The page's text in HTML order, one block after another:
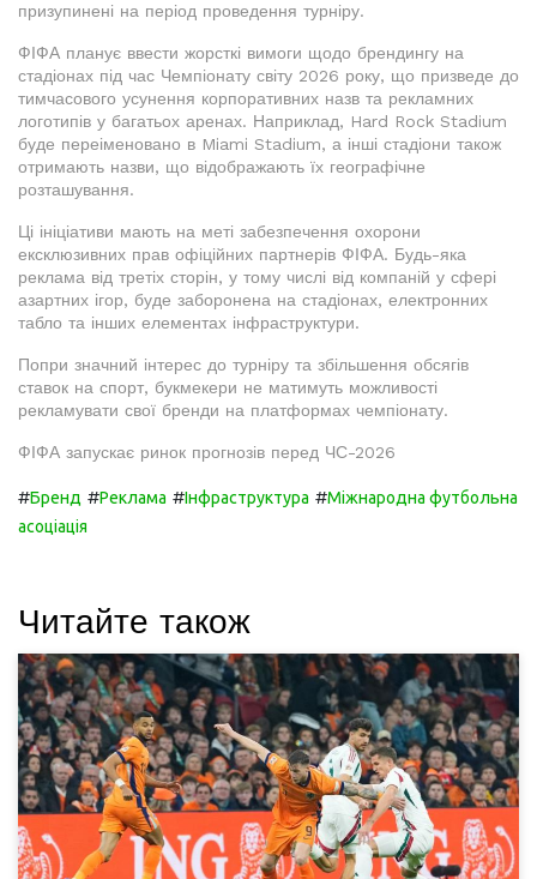
призупинені на період проведення турніру.
ФІФА планує ввести жорсткі вимоги щодо брендингу на
стадіонах під час Чемпіонату світу 2026 року, що призведе до
тимчасового усунення корпоративних назв та рекламних
логотипів у багатьох аренах. Наприклад, Hard Rock Stadium
буде переіменовано в Miami Stadium, а інші стадіони також
отримають назви, що відображають їх географічне
розташування.
Ці ініціативи мають на меті забезпечення охорони
ексклюзивних прав офіційних партнерів ФІФА. Будь-яка
реклама від третіх сторін, у тому числі від компаній у сфері
азартних ігор, буде заборонена на стадіонах, електронних
табло та інших елементах інфраструктури.
Попри значний інтерес до турніру та збільшення обсягів
ставок на спорт, букмекери не матимуть можливості
рекламувати свої бренди на платформах чемпіонату.
ФІФА запускає ринок прогнозів перед ЧС-2026
#Бренд #Реклама #Інфраструктура #Міжнародна футбольна
асоціація
Читайте також